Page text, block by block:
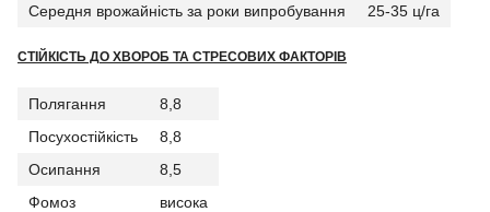
Середня врожайність за роки випробування
25-35 ц/га
СТІЙКІСТЬ ДО ХВОРОБ ТА СТРЕСОВИХ ФАКТОРІВ
Полягання
8,8
Посухостійкість
8,8
Осипання
8,5
Фомоз
висока